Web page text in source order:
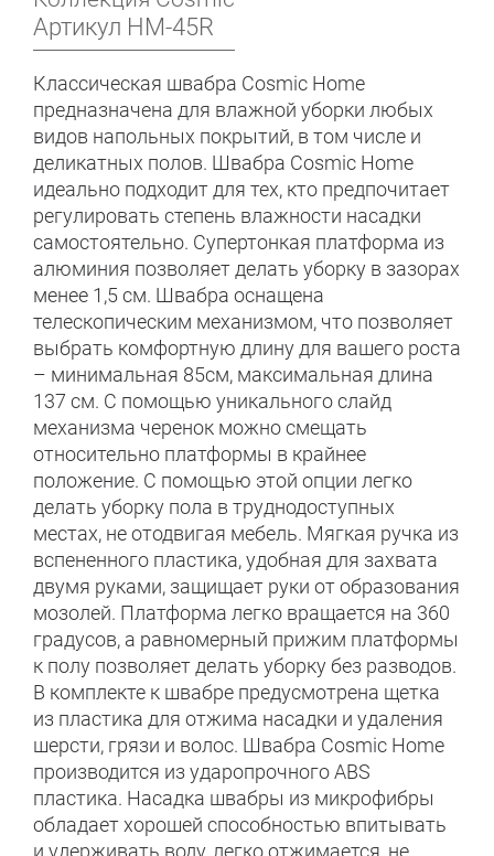
Артикул HM-45R
Классическая швабра Cosmic Home
предназначена для влажной уборки любых
видов напольных покрытий, в том числе и
деликатных полов. Швабра Cosmic Home
идеально подходит для тех, кто предпочитает
регулировать степень влажности насадки
самостоятельно. Супертонкая платформа из
алюминия позволяет делать уборку в зазорах
менее 1,5 см. Швабра оснащена
телескопическим механизмом, что позволяет
выбрать комфортную длину для вашего роста
– минимальная 85см, максимальная длина
137 см. С помощью уникального слайд
механизма черенок можно смещать
относительно платформы в крайнее
положение. С помощью этой опции легко
делать уборку пола в труднодоступных
местах, не отодвигая мебель. Мягкая ручка из
вспененного пластика, удобная для захвата
двумя руками, защищает руки от образования
мозолей. Платформа легко вращается на 360
градусов, а равномерный прижим платформы
к полу позволяет делать уборку без разводов.
В комплекте к швабре предусмотрена щетка
из пластика для отжима насадки и удаления
шерсти, грязи и волос. Швабра Cosmic Home
производится из ударопрочного ABS
пластика. Насадка швабры из микрофибры
обладает хорошей способностью впитывать
и удерживать воду, легко отжимается, не